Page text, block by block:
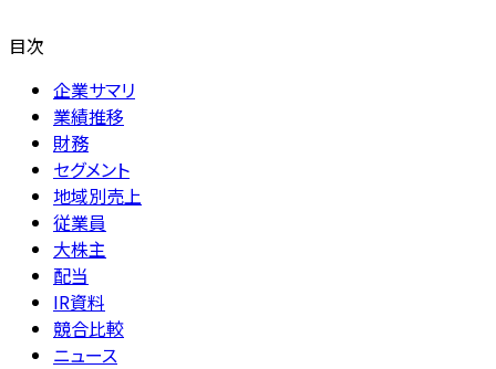
目次
企業サマリ
業績推移
財務
セグメント
地域別売上
従業員
大株主
配当
IR資料
競合比較
ニュース